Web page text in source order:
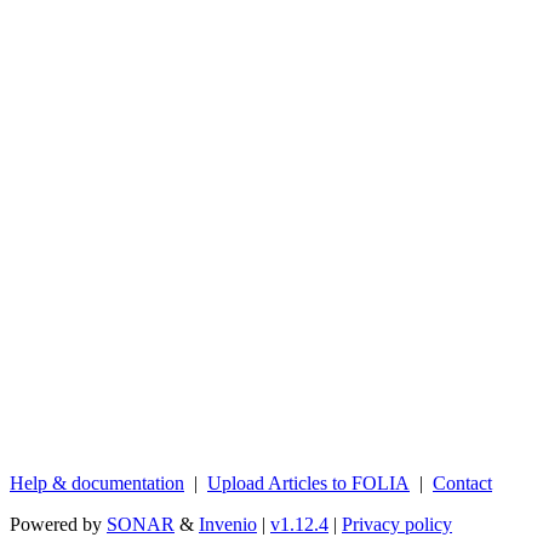
Help & documentation | Upload Articles to FOLIA | Contact
Powered by SONAR & Invenio | v1.12.4 | Privacy policy